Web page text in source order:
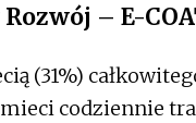
– E-
(31%)
codziennie